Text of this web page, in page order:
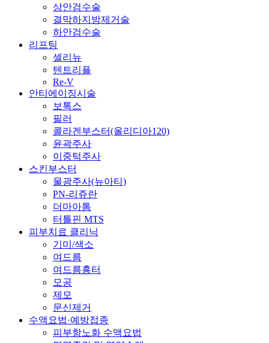
상안검수술
결막하지방제거술
하안검수술
리프팅
셀리뉴
텐트리플
Re-V
안티에이징시술
보톡스
필러
콜라겐부스터(올리디아120)
윤곽주사
이중턱주사
스킨부스터
물광주사(뉴아티)
PN-리쥬란
더마아톰
터틀핀 MTS
피부치료 클리닉
기미/색소
여드름
여드름흉터
모공
제모
문신제거
수액요법·예방접종
피부항노화 수액요법